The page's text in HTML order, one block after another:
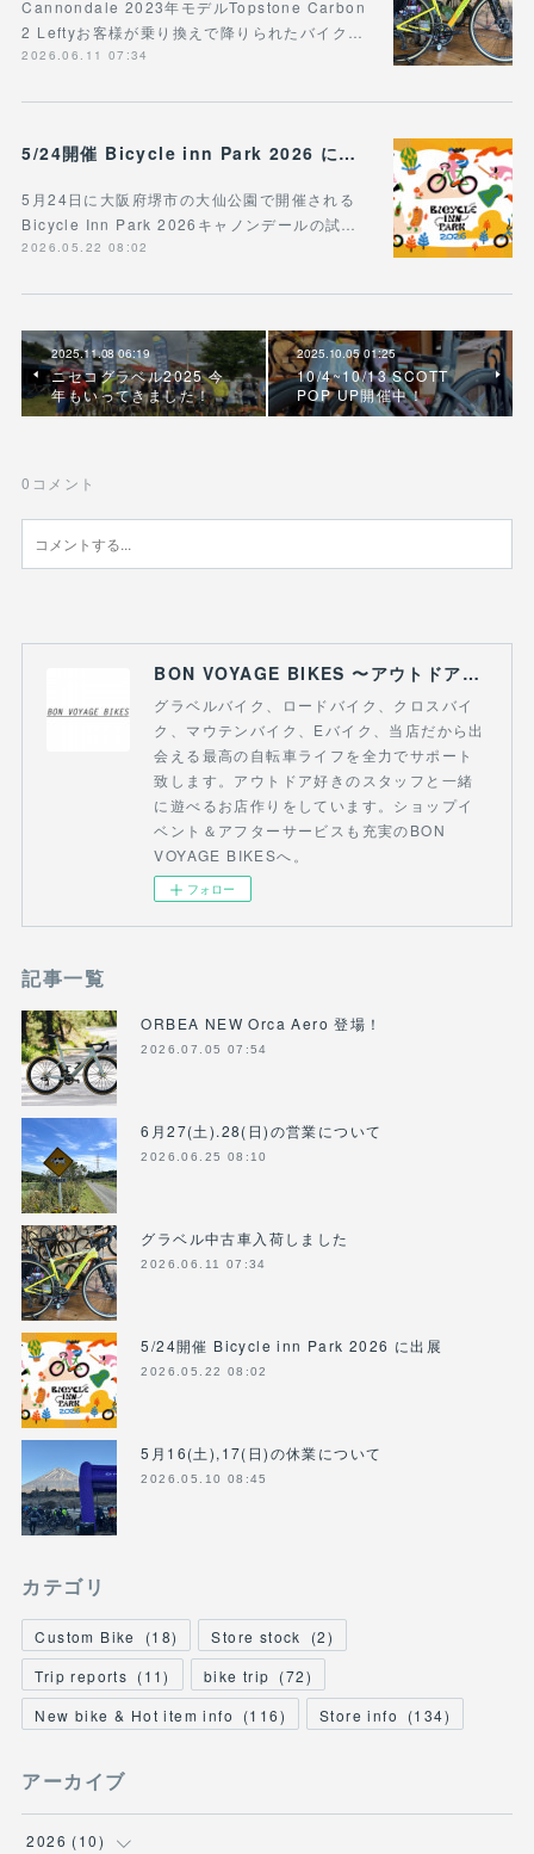
Cannondale 2023年モデルTopstone Carbon
2 Leftyお客様が乗り換えで降りられたバイク…
2026.06.11 07:34
5/24開催 Bicycle inn Park 2026 に出展
5月24日に大阪府堺市の大仙公園で開催される
Bicycle Inn Park 2026キャノンデールの試…
2026.05.22 08:02
2025.11.08 06:19
ニセコグラベル2025 今
年もいってきました！
2025.10.05 01:25
10/4~10/13 SCOTT
POP UP開催中！
0 コメント
BON VOYAGE BIKES 〜アウトドアライフにつながる自転車専門店〜
グラベルバイク、ロードバイク、クロスバイ
ク、マウテンバイク、Eバイク、当店だから出
会える最高の自転車ライフを全力でサポート
致します。アウトドア好きのスタッフと一緒
に遊べるお店作りをしています。ショップイ
ベント＆アフターサービスも充実のBON
VOYAGE BIKESへ。
フォロー
記事一覧
ORBEA NEW Orca Aero 登場！
2026.07.05 07:54
6月27(土).28(日)の営業について
2026.06.25 08:10
グラベル中古車入荷しました
2026.06.11 07:34
5/24開催 Bicycle inn Park 2026 に出展
2026.05.22 08:02
5月16(土),17(日)の休業について
2026.05.10 08:45
カテゴリ
Custom Bike (18) Store stock (2)
Trip reports (11) bike trip (72)
New bike & Hot item info
(116) Store info (134)
アーカイブ
2026 (10)